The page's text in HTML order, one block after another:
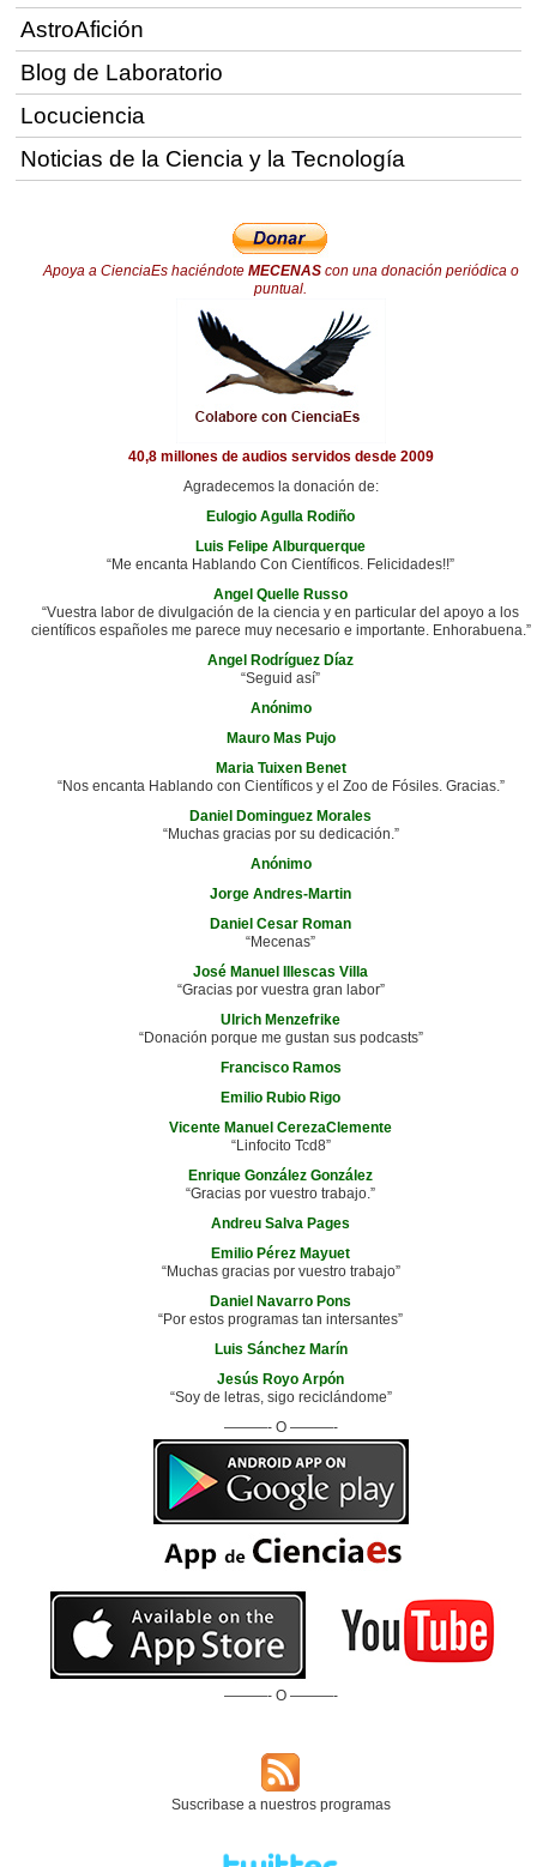
AstroAfición
Blog de Laboratorio
Locuciencia
Noticias de la Ciencia y la Tecnología
Apoya a CienciaEs haciéndote MECENAScon una donación periódica o
puntual.
40,8 millones de audios servidos desde 2009
Agradecemos la donación de:
Eulogio Agulla Rodiño
Luis Felipe Alburquerque
“Me encanta Hablando Con Científicos. Felicidades!!”
Angel Quelle Russo
“Vuestra labor de divulgación de la ciencia y en particular del apoyo a los
científicos españoles me parece muy necesario e importante. Enhorabuena.”
Angel Rodríguez Díaz
“Seguid así”
Anónimo
Mauro Mas Pujo
Maria Tuixen Benet
“Nos encanta Hablando con Científicos y el Zoo de Fósiles. Gracias.”
Daniel Dominguez Morales
“Muchas gracias por su dedicación.”
Anónimo
Jorge Andres-Martin
Daniel Cesar Roman
“Mecenas”
José Manuel Illescas Villa
“Gracias por vuestra gran labor”
Ulrich Menzefrike
“Donación porque me gustan sus podcasts”
Francisco Ramos
Emilio Rubio Rigo
Vicente Manuel CerezaClemente
“Linfocito Tcd8”
Enrique González González
“Gracias por vuestro trabajo.”
Andreu Salva Pages
Emilio Pérez Mayuet
“Muchas gracias por vuestro trabajo”
Daniel Navarro Pons
“Por estos programas tan intersantes”
Luis Sánchez Marín
Jesús Royo Arpón
“Soy de letras, sigo reciclándome”
———- O ———-
———- O ———-
Suscribase a nuestros programas